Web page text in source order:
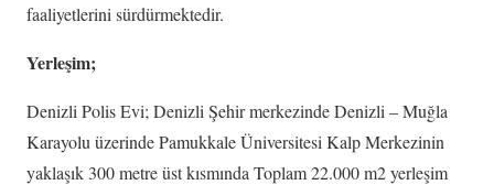
faaliyetlerini sürdürmektedir.
Yerleşim;
Denizli Polis Evi; Denizli Şehir merkezinde Denizli – Muğla
Karayolu üzerinde Pamukkale Üniversitesi Kalp Merkezinin
yaklaşık 300 metre üst kısmında Toplam 22.000 m2 yerleşim